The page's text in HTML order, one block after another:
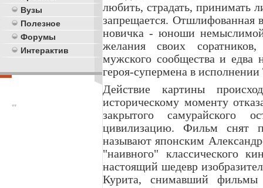
Вузы
Полезное
Форумы
Интерактив
**
любить, страдать, принимать
запрещается. Отшлифованная
новичка - юноши
желания своих
мужского сообщества и едва
героя-супермена в
Действие картины
историческому моменту
закрытого
цивилизацию. Фильм снят
называют японским
"наивного" классического
настоящий шедевр
Курита, снимавший фильмы